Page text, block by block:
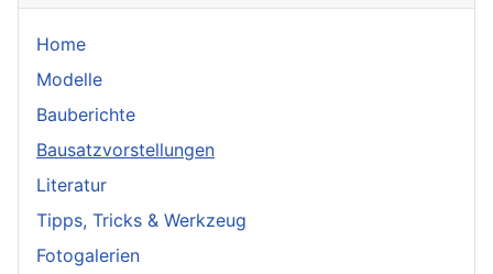
Home
Modelle
Bauberichte
Bausatzvorstellungen
Literatur
Tipps, Tricks & Werkzeug
Fotogalerien